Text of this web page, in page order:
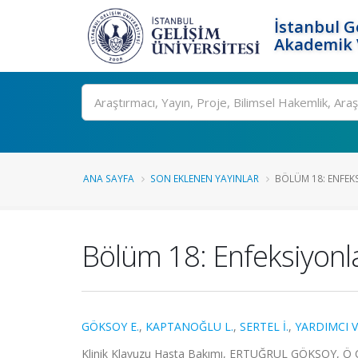
İstanbul
Akademik
Ara
ANA SAYFA SON EKLENEN YAYINLAR BÖLÜM 18:
Bölüm 18:
GÖKSOY E., KAPTANOĞLU L., SERTEL İ., YARDIMCI
Klinik Klavuzu Hasta Bakımı, ERTUĞRUL GÖKSOY,